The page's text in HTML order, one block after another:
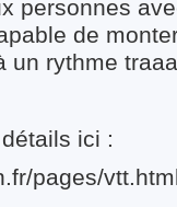
personnes
de
un rythme
ici :
pages/